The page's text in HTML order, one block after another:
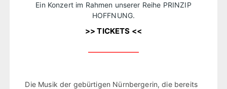
Ein Konzert im Rahmen unserer Reihe PRINZIP
HOFFNUNG.
>> TICKETS <<
Die Musik der gebürtigen Nürnbergerin, die bereits